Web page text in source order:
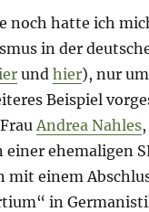
noch hatte ich
in der
undhier), nur
Beispiel
Andrea Nahles
ehemaligen
mit einem
in